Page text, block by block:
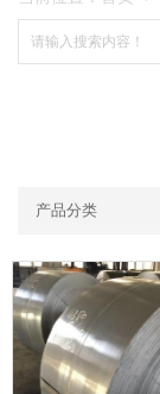
产品分类